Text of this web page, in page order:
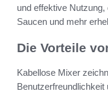
und effektive
Saucen und mehr
Die Vorteile
Kabellose Mixer
Benutzerfreundlichkeit